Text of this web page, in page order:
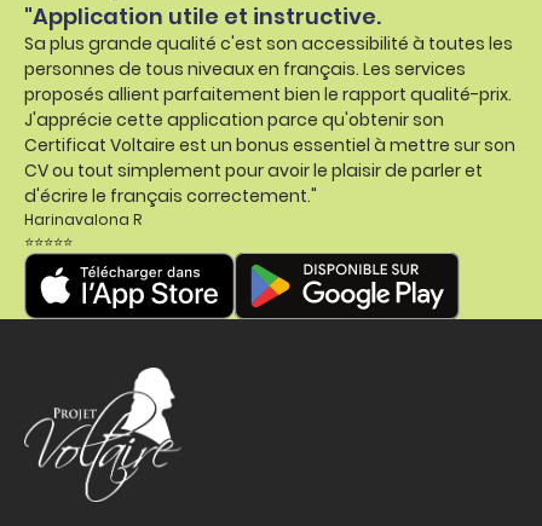
"Application utile et instructive.
Sa plus grande qualité c'est son accessibilité à toutes les
personnes de tous niveaux en français. Les services
proposés allient parfaitement bien le rapport qualité-prix.
J'apprécie cette application parce qu'obtenir son
Certificat Voltaire est un bonus essentiel à mettre sur son
CV ou tout simplement pour avoir le plaisir de parler et
d'écrire le français correctement."
Harinavalona R
⭐⭐⭐⭐⭐